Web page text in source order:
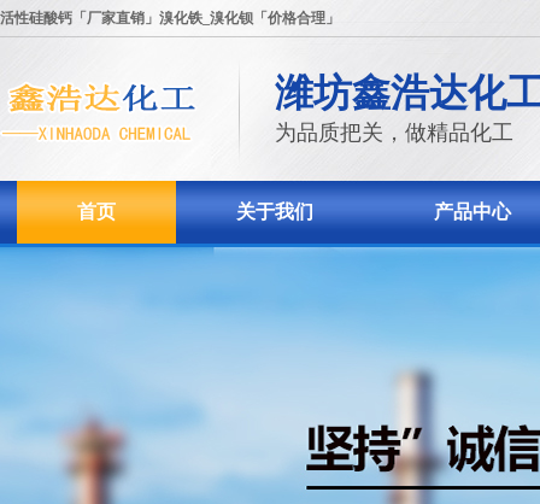
活性硅酸钙「厂家直销」溴化铁_溴化钡「价格合理」
潍坊鑫浩达化
为品质把关，做精品化工
首页 关于我们 产品中心